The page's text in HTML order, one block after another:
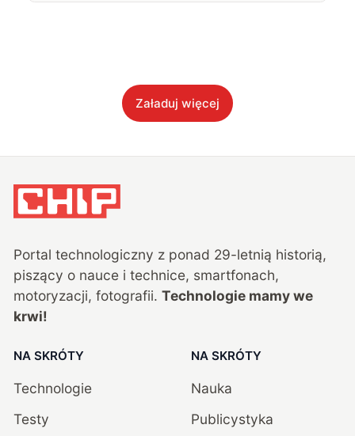
Załaduj więcej
Portal technologiczny z ponad 29-letnią historią,
piszący o nauce i technice, smartfonach,
motoryzacji, fotografii. Technologie mamy we
krwi!
NA SKRÓTY
Technologie
Testy
NA SKRÓTY
Nauka
Publicystyka